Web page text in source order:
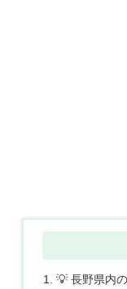
💡 長野県内